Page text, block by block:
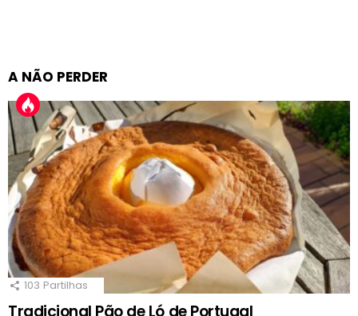
A NÃO PERDER
103 Partilhas